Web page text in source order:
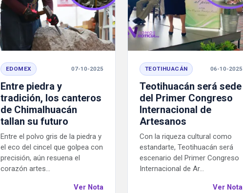
EDOMEX 07-10-2025
Entre piedra y
tradición, los canteros
de Chimalhuacán
tallan su futuro
Entre el polvo gris de la piedra y
el eco del cincel que golpea con
precisión, aún resuena el
corazón artes...
Ver Nota
TEOTIHUACÁN 06-10-2025
Teotihuacán será sede
del Primer Congreso
Internacional de
Artesanos
Con la riqueza cultural como
estandarte, Teotihuacán será
escenario del Primer Congreso
Internacional de Ar...
Ver Nota